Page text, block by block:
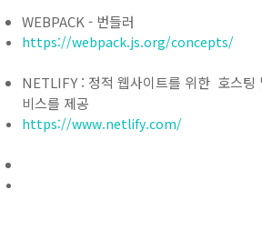
WEBPACK - 번들러
https://webpack.js.org/concepts/
NETLIFY : 정적 웹사이트를 위한 호스팅
비스를 제공
https://www.netlify.com/